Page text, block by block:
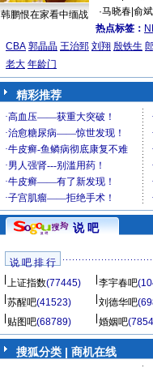
韩鹏恨在家看中缅战
·马晓春| 俞
热点标签：
CBA 郭晶晶 王治郅 刘翔 殷铁生
老大 年龄门
精彩推荐
说 吧
说 吧 排 行
上证指数(77445) 李宇春吧
苏醒吧(41523) 刘德华吧
贴图吧(68789) 婚姻吧
搜狐分类 | 商机在线